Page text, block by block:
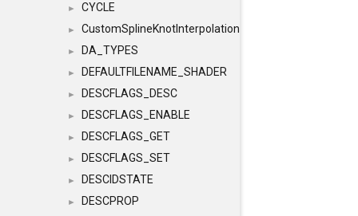
► CYCLE
► CustomSplineKnotInterpolation
► DA_TYPES
► DEFAULTFILENAME_SHADER
► DESCFLAGS_DESC
► DESCFLAGS_ENABLE
► DESCFLAGS_GET
► DESCFLAGS_SET
► DESCIDSTATE
► DESCPROP